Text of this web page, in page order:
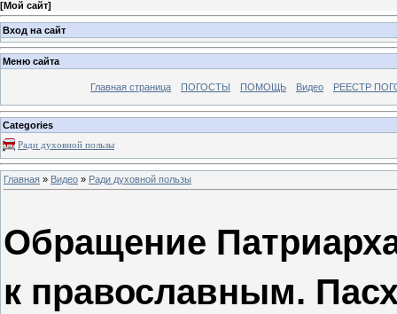
[Мой сайт]
Вход на сайт
Меню сайта
Главная страница ПОГОСТЫ ПОМОЩЬ Видео РЕЕСТР
Categories
Ради духовной пользы
Главная » Видео » Ради духовной пользы
Обращение
к православным.